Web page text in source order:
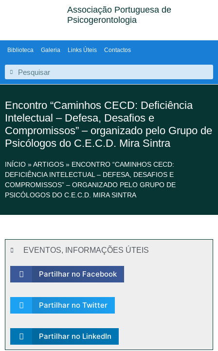
Associação Portuguesa de
Psicogerontologia
Biblioteca Galeria Links Úteis Contactos
Encontro “Caminhos CECD: Deficiência
Intelectual – Defesa, Desafios e
Compromissos” – organizado pelo Grupo de
Psicólogos do C.E.C.D. Mira Sintra
INÍCIO »ARTIGOS » ENCONTRO “CAMINHOS CECD:
DEFICIÊNCIA INTELECTUAL – DEFESA, DESAFIOS E
COMPROMISSOS” – ORGANIZADO PELO GRUPO DE
PSICÓLOGOS DO C.E.C.D. MIRA SINTRA
EVENTOS, INFORMAÇÕES ÚTEIS
Partilhar no Facebook
Partilhar no Twitter
Partilhar no LinkedIn